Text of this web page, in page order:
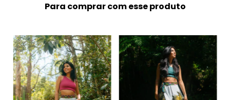
Para comprar com esse produto